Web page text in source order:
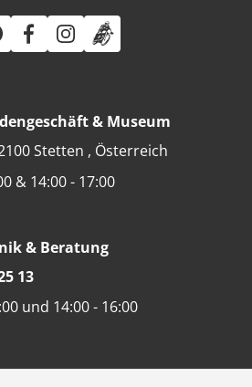
& Museum
Stetten , Österreich
& 14:00 - 17:00
& Beratung
13
und 14:00 - 16:00